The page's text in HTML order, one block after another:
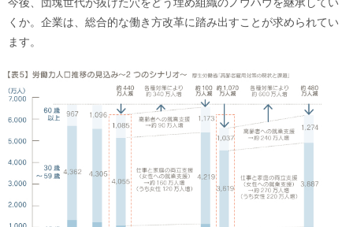
くか。企業は、総合的な働き方改革に踏み出すことが求められてい
ます。